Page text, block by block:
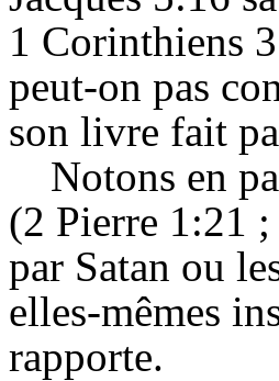
1 Corinthiens
peut-on pas
son livre fait
Notons en
(2 Pierre 1:21
par Satan ou
elles-mêmes
rapporte.